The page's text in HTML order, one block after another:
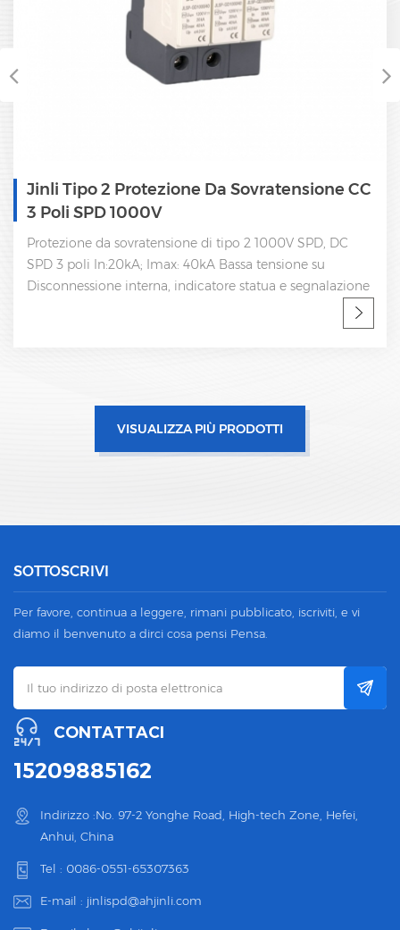
Jinli Tipo 2 Protezione Da Sovratensione CC
3 Poli SPD 1000V
Protezione da sovratensione di tipo 2 1000V SPD, DC
SPD 3 poli In:20kA; Imax: 40kA Bassa tensione su
Disconnessione interna, indicatore statua e segnalazione
a distanza IEC 61643-11 Certificato CE, UL Fabbrica SPD,
VISUALIZZA PIÙ PRODOTTI
SOTTOSCRIVI
Per favore, continua a leggere, rimani pubblicato, iscriviti, e vi
diamo il benvenuto a dirci cosa pensi Pensa.
CONTATTACI
15209885162
Indirizzo :No. 97-2 Yonghe Road, High-tech Zone, Hefei,
Anhui, China
Tel : 0086-0551-65307363
E-mail : jinlispd@ahjinli.com